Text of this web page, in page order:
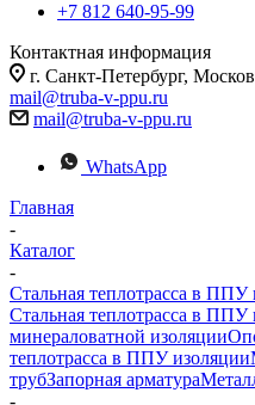
+7 812 640-95-99
Контактная информация
г. Санкт-
mail@truba-v-ppu.ru
mail@truba-v-ppu.ru
WhatsApp
Главная
-
Каталог
-
Стальная теплотрасса в ППУ
Стальная теплотрасса в ППУ
минераловатной изоляции
теплотрасса в ППУ изоляции
трубЗапорная арматура
-